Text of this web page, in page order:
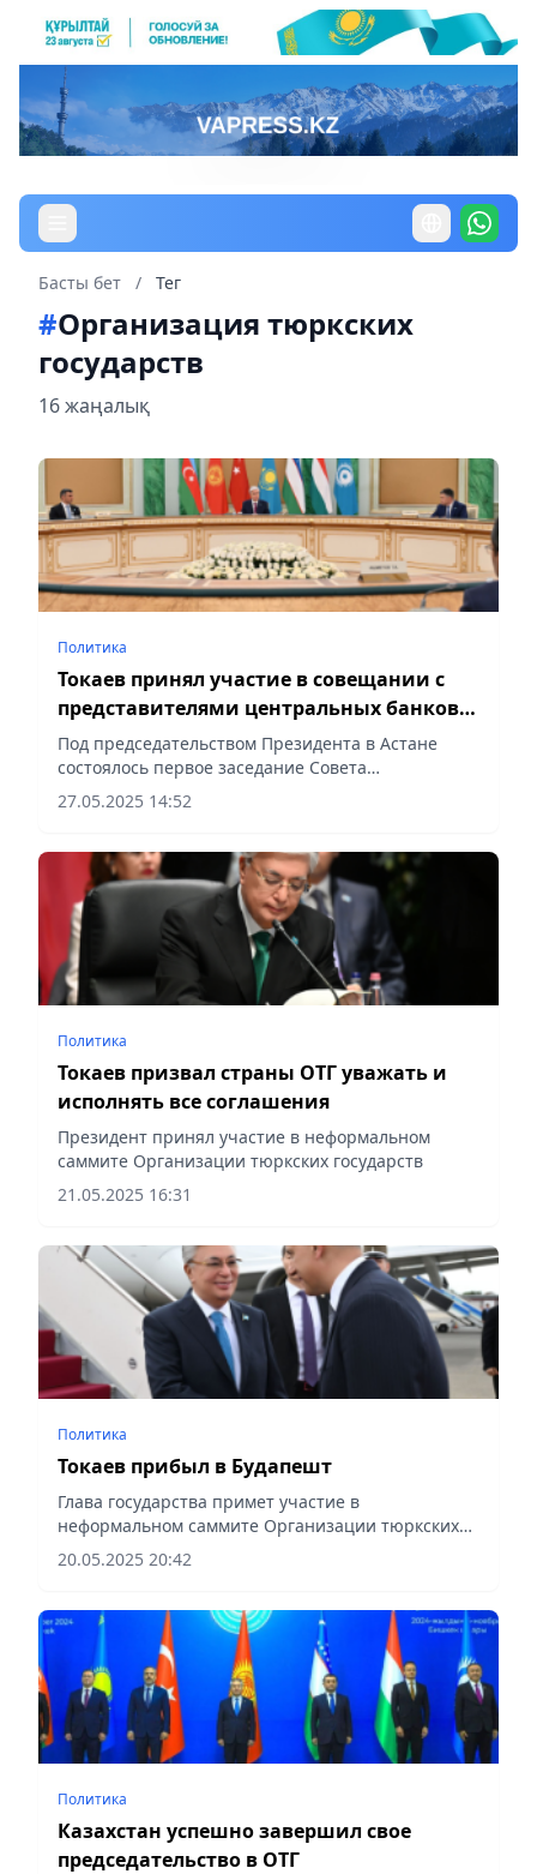
Басты бет / Тег
#Организация тюркских
государств
16 жаңалық
Политика
Токаев принял участие в совещании с
представителями центральных банков
государств – членов ОТГ
Под председательством Президента в Астане
состоялось первое заседание Совета
центральных банков стран – участниц
Организации тюркских государств
27.05.2025 14:52
Политика
Токаев призвал страны ОТГ уважать и
исполнять все соглашения
Президент принял участие в неформальном
саммите Организации тюркских государств
21.05.2025 16:31
Политика
Токаев прибыл в Будапешт
Глава государства примет участие в
неформальном саммите Организации тюркских
государств
20.05.2025 20:42
Политика
Казахстан успешно завершил свое
председательство в ОТГ